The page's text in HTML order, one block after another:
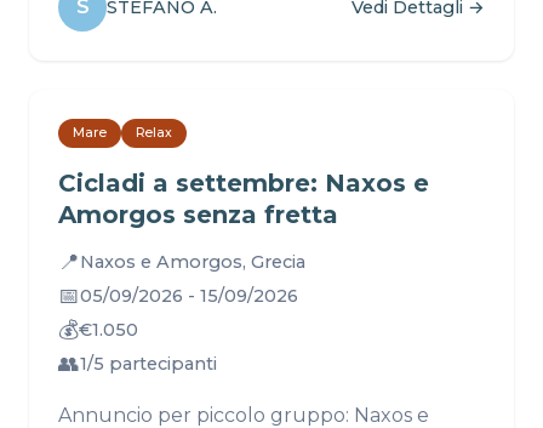
S STEFANO A. Vedi Dettagli →
Mare Relax
Cicladi a settembre: Naxos e
Amorgos senza fretta
📍Naxos e Amorgos, Grecia
📅05/09/2026 - 15/09/2026
💰€1.050
👥1/5 partecipanti
Annuncio per piccolo gruppo: Naxos e